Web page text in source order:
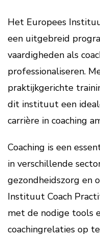
Het Europees
een uitgebreid
vaardigheden als
professionaliseren.
praktijkgerichte
dit instituut een
carrière in coaching
Coaching is een
in verschillende
gezondheidszorg en
Instituut Coach
met de nodige tools
coachingrelaties op